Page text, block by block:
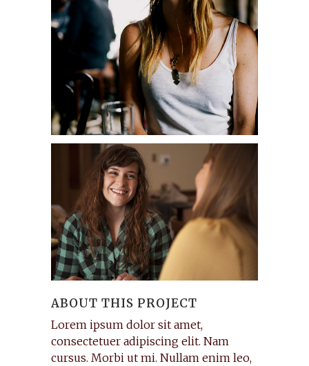
ABOUT THIS PROJECT
Lorem ipsum dolor sit amet,
consectetuer adipiscing elit. Nam
cursus. Morbi ut mi. Nullam enim leo,